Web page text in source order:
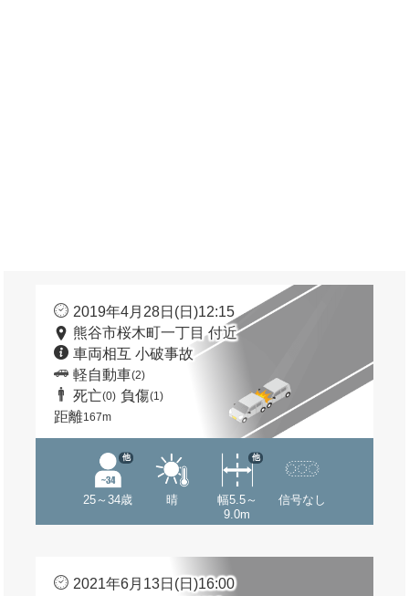
2019年4月28日(日)12:15
熊谷市桜木町一丁目 付近
車両相互 小破事故
軽自動車(2)
死亡(0) 負傷(1)
距離167m
25～34歳
他
晴
幅5.5～
9.0m
他
信号なし
2021年6月13日(日)16:00